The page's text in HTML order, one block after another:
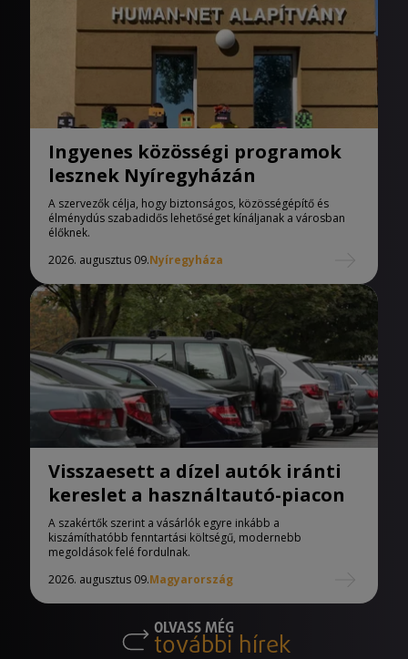
Ingyenes közösségi programok
lesznek Nyíregyházán
A szervezők célja, hogy biztonságos, közösségépítő és
élménydús szabadidős lehetőséget kínáljanak a városban
élőknek.
2026. augusztus 09.Nyíregyháza
Visszaesett a dízel autók iránti
kereslet a használtautó-piacon
A szakértők szerint a vásárlók egyre inkább a
kiszámíthatóbb fenntartási költségű, modernebb
megoldások felé fordulnak.
2026. augusztus 09.Magyarország
OLVASS MÉG
további hírek